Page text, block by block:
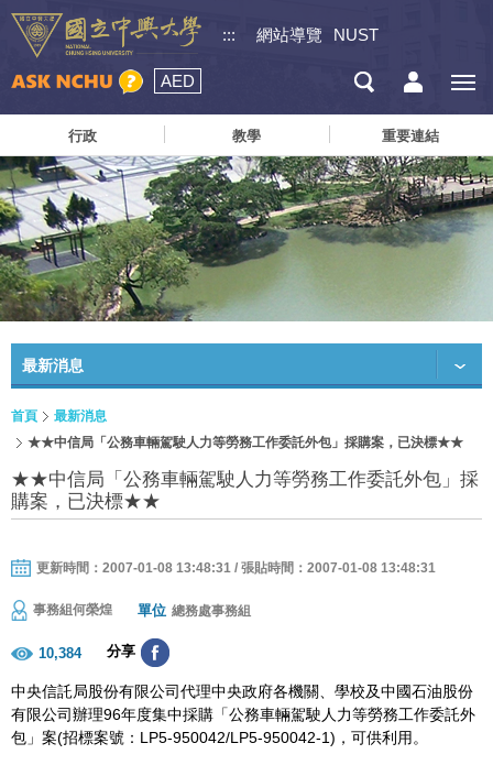
::: 網站導覽 NUST
AED
行政 教學 重要連結
最新消息
首頁
最新消息
★★中信局「公務車輛駕駛人力等勞務工作委託外包」採購案，已決標★★
★★中信局「公務車輛駕駛人力等勞務工作委託外包」採
購案，已決標★★
更新時間：2007-01-08 13:48:31 / 張貼時間：2007-01-08 13:48:31
事務組何榮煌 單位 總務處事務組
10,384 分享
中央信託局股份有限公司代理中央政府各機關、學校及中國石油股份
有限公司辦理96年度集中採購「公務車輛駕駛人力等勞務工作委託外
包」案(招標案號：LP5-950042/LP5-950042-1)，可供利用。